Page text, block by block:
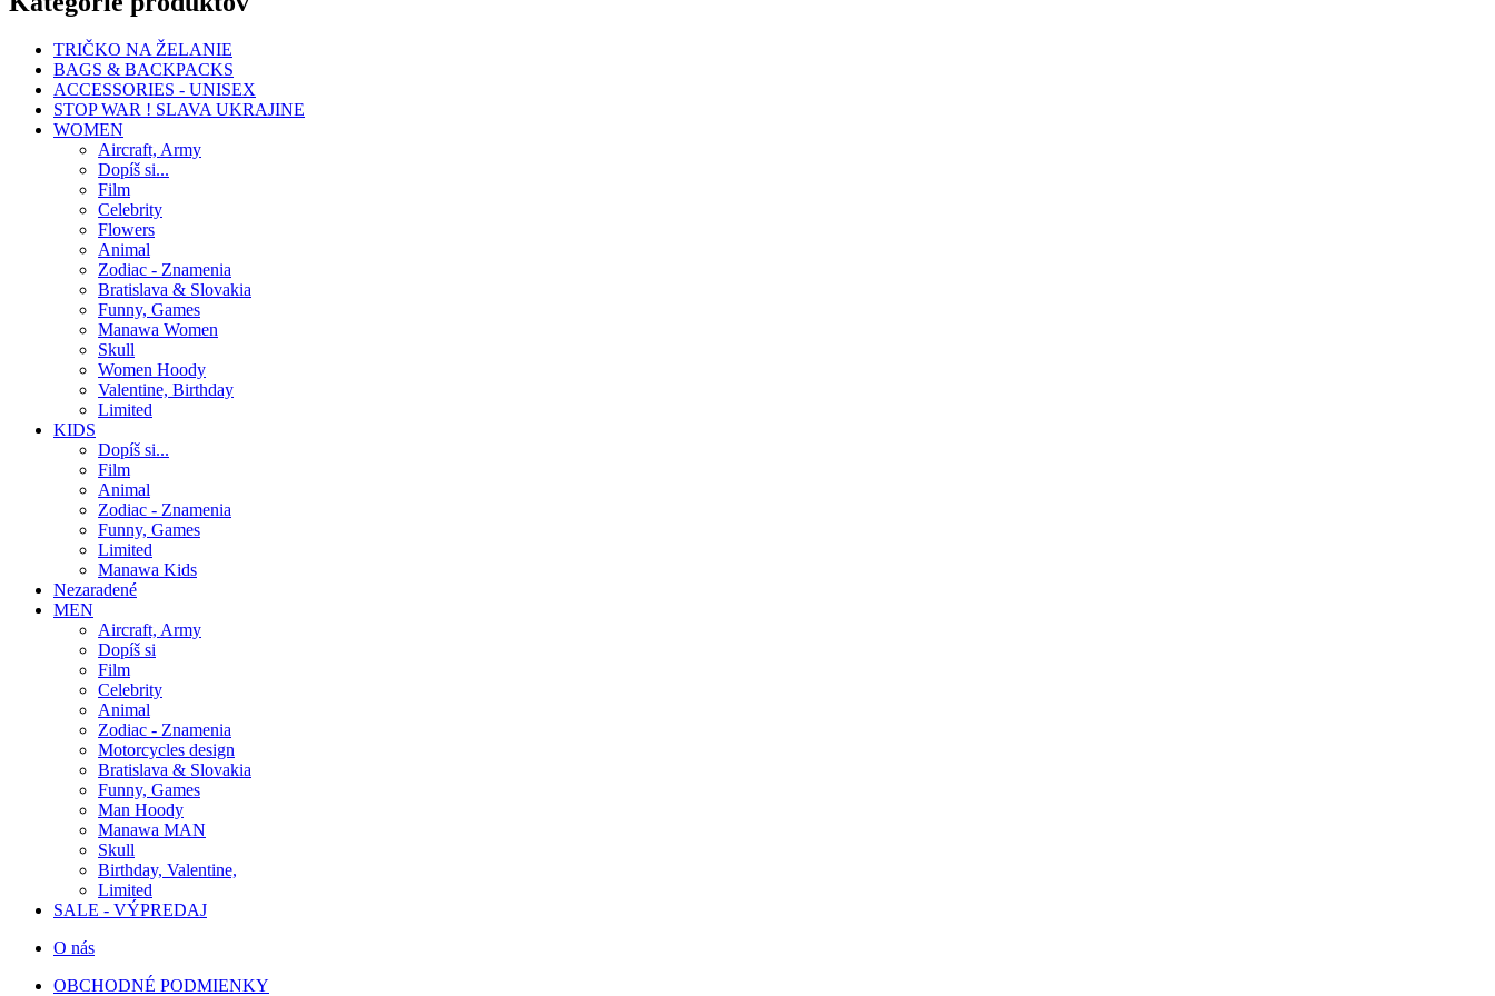
TRIČKO NA ŽELANIE
BAGS & BACKPACKS
ACCESSORIES - UNISEX
STOP WAR ! SLAVA UKRAJINE
WOMEN
Aircraft, Army
Dopíš si...
Film
Celebrity
Flowers
Animal
Zodiac - Znamenia
Bratislava & Slovakia
Funny, Games
Manawa Women
Skull
Women Hoody
Valentine, Birthday
Limited
KIDS
Dopíš si...
Film
Animal
Zodiac - Znamenia
Funny, Games
Limited
Manawa Kids
Nezaradené
MEN
Aircraft, Army
Dopíš si
Film
Celebrity
Animal
Zodiac - Znamenia
Motorcycles design
Bratislava & Slovakia
Funny, Games
Man Hoody
Manawa MAN
Skull
Birthday, Valentine,
Limited
SALE - VÝPREDAJ
O nás
OBCHODNÉ PODMIENKY